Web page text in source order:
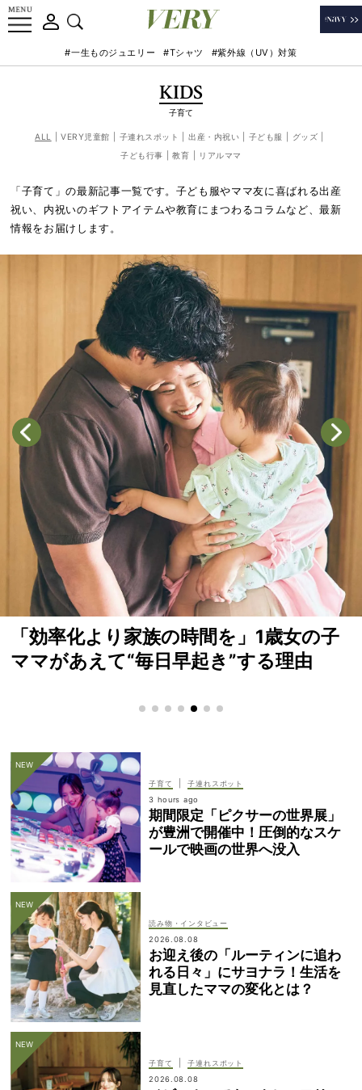
#一生ものジュエリー #Tシャツ #紫外線（UV）対策
KIDS
子育て
ALL VERY児童館 子連れスポット 出産・内祝い 子ども服
グッズ
子ども行事
教育 リアルママ
「子育て」の最新記事一覧です。子ども服やママ友に喜ばれる出産
祝い、内祝いのギフトアイテムや教育にまつわるコラムなど、最新
情報をお届けします。
松井ケムリさん「子どもが生まれてか
ら妻と対等とは思わなくなった」
子育て
子連れスポット
3 hours ago
期間限定「ピクサーの世界展」
が豊洲で開催中！圧倒的なスケ
ールで映画の世界へ没入
読み物・インタビュー
2026.08.08
お迎え後の「ルーティンに追わ
れる日々」にサヨナラ！生活を
見直したママの変化とは？
子育て
子連れスポット
2026.08.08